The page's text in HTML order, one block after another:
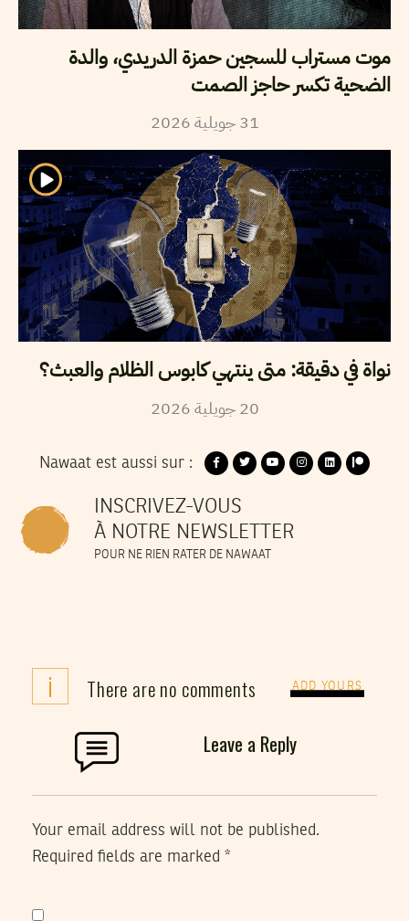
موت مستراب للسجين حمزة الدريدي، والدة
الضحية تكسر حاجز الصمت
31 جويلية2026
نواة في دقيقة: متى ينتهي كابوس الظلام والعبث؟
20 جويلية2026
Nawaat est aussi sur :
INSCRIVEZ-VOUS
À NOTRE NEWSLETTER
POUR NE RIEN RATER DE NAWAAT
i There are no comments ADD YOURS
Leave a Reply
Your email address will not be published.
Required fields are marked *